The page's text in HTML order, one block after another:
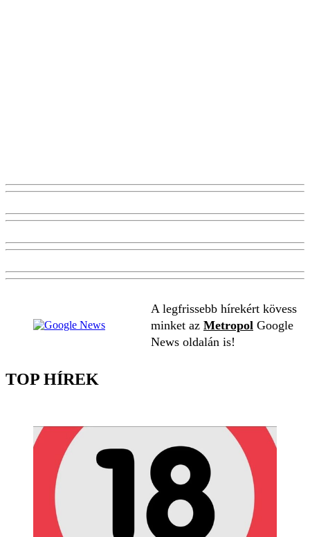
A legfrissebb hírekért kövess
minket az Metropol Google
News oldalán is!
TOP HÍREK